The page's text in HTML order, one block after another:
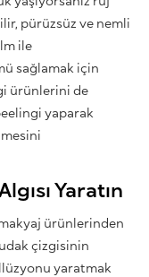
pürüzsüz ve nemli
ile
sağlamak için
ürünlerini de
yaparak
Yaratın
ürünlerinden
çizgisinin
yaratmak